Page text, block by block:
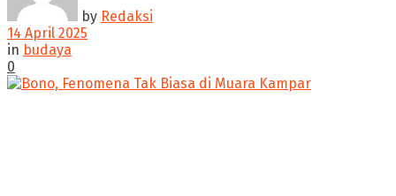
by Redaksi
14 April 2025
in budaya
0